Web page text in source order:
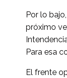
Por lo
próximo
Para esa
El frente